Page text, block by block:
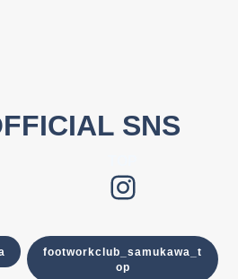
SNS
Instagram
footworkclub_samukawa_t
op